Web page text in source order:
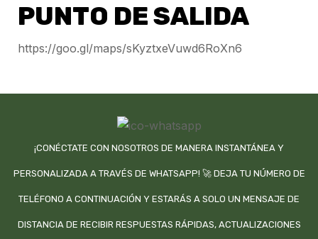
PUNTO DE SALIDA
https://goo.gl/maps/sKyztxeVuwd6RoXn6
¡CONÉCTATE CON NOSOTROS DE MANERA INSTANTÁNEA Y
PERSONALIZADA A TRAVÉS DE WHATSAPP! 🚀 DEJA TU NÚMERO DE
TELÉFONO A CONTINUACIÓN Y ESTARÁS A SOLO UN MENSAJE DE
DISTANCIA DE RECIBIR RESPUESTAS RÁPIDAS, ACTUALIZACIONES